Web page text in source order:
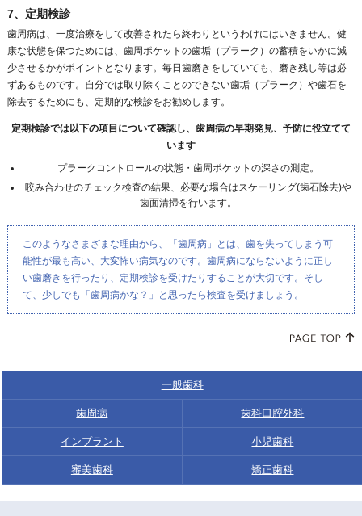
7、定期検診
歯周病は、一度治療をして改善されたら終わりというわけにはいきません。健
康な状態を保つためには、歯周ポケットの歯垢（プラーク）の蓄積をいかに減
少させるかがポイントとなります。毎日歯磨きをしていても、磨き残し等は必
ずあるものです。自分では取り除くことのできない歯垢（プラーク）や歯石を
除去するためにも、定期的な検診をお勧めします。
定期検診では以下の項目について確認し、歯周病の早期発見、予防に役立てて
います
プラークコントロールの状態・歯周ポケットの深さの測定。
咬み合わせのチェック検査の結果、必要な場合はスケーリング(歯石除去)や
歯面清掃を行います。
このようなさまざまな理由から、「歯周病」とは、歯を失ってしまう可
能性が最も高い、大変怖い病気なのです。歯周病にならないように正し
い歯磨きを行ったり、定期検診を受けたりすることが大切です。そし
て、少しでも「歯周病かな？」と思ったら検査を受けましょう。
一般歯科
歯周病 歯科口腔外科
インプラント 小児歯科
審美歯科 矯正歯科